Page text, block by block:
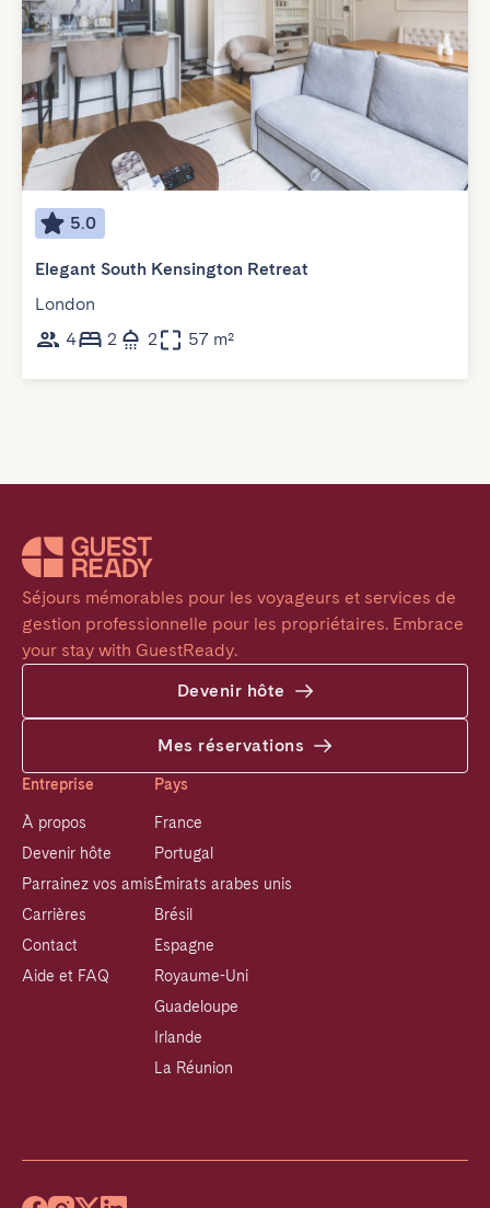
5.0
Elegant South Kensington Retreat
London
4
2 2 57 m²
Séjours mémorables pour les voyageurs et services de
gestion professionnelle pour les propriétaires. Embrace
your stay with GuestReady.
Devenir hôte
Mes réservations
Entreprise
À propos
Devenir hôte
Parrainez vos amis
Carrières
Contact
Aide et FAQ
Pays
France
Portugal
Émirats arabes unis
Brésil
Espagne
Royaume-Uni
Guadeloupe
Irlande
La Réunion